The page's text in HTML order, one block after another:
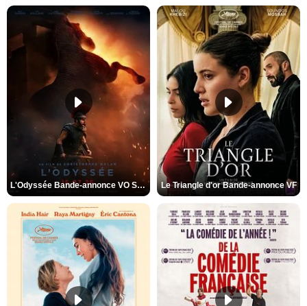
L'Odyssée Bande-annonce VO STFR Le Triangle d'or Bande-annonce VF